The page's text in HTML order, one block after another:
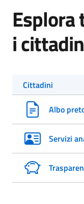
i
Cittadini
Albo
Servizi